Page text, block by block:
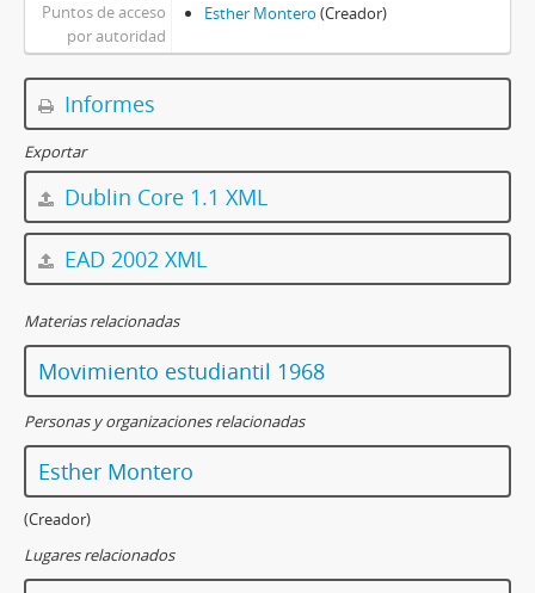
Puntos de acceso
por autoridad
Esther Montero (Creador)
Informes
Exportar
Dublin Core 1.1 XML
EAD 2002 XML
Materias relacionadas
Movimiento estudiantil 1968
Personas y organizaciones relacionadas
Esther Montero
(Creador)
Lugares relacionados